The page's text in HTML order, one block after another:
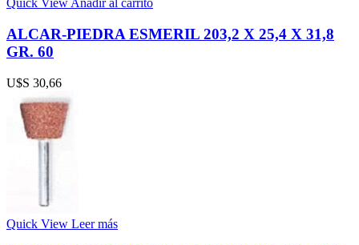
Quick View Añadir al carrito
ALCAR-PIEDRA ESMERIL 203,2 X 25,4 X 31,8
GR. 60
U$S 30,66
Quick View Leer más